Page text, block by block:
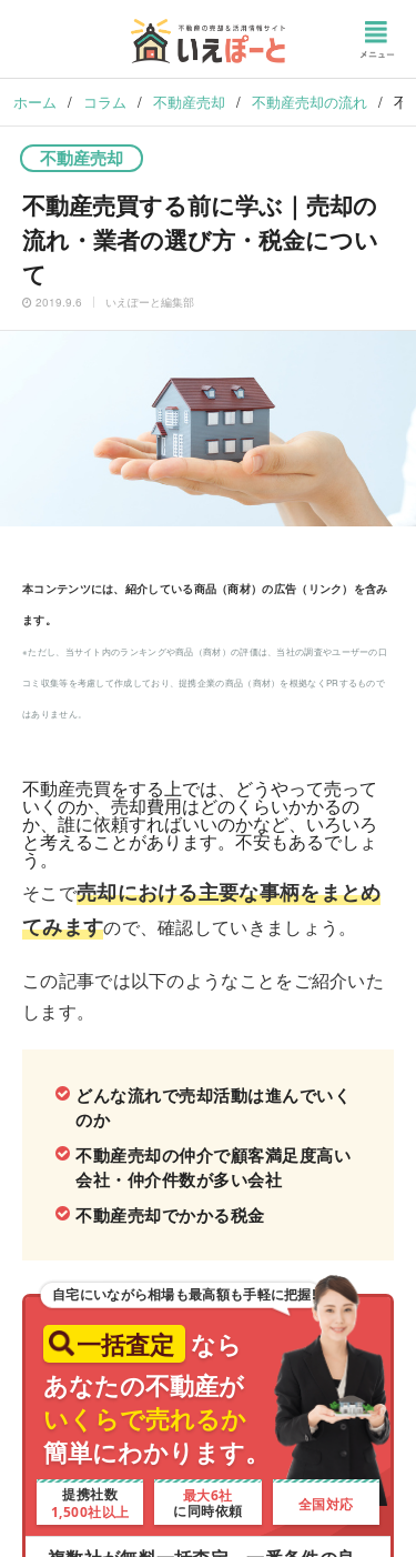
ホーム / コラム / 不動産売却 / 不動産売却の流れ / 不
不動産売却
不動産売買する前に学ぶ｜売却の
流れ・業者の選び方・税金につい
て
2019.9.6 いえぽーと編集部
本コンテンツには、紹介している商品（商材）の広告（リンク）を含み
ます。
※ただし、当サイト内のランキングや商品（商材）の評価は、当社の調査やユーザーの口
コミ収集等を考慮して作成しており、提携企業の商品（商材）を根拠なくPRするもので
はありません。
不動産売買をする上では、どうやって売って
いくのか、売却費用はどのくらいかかるの
か、誰に依頼すればいいのかなど、いろいろ
と考えることがあります。不安もあるでしょ
う。
そこで売却における主要な事柄をまとめ
てみますので、確認していきましょう。
この記事では以下のようなことをご紹介いた
します。
どんな流れで売却活動は進んでいく
のか
不動産売却の仲介で顧客満足度高い
会社・仲介件数が多い会社
不動産売却でかかる税金
一括査定 なら
あなたの不動産が
いくらで売れるか
簡単にわかります。
提携社数
1,500社以上
最大6社
に同時依頼 全国対応
自宅にいながら相場も最高額も手軽に把握!